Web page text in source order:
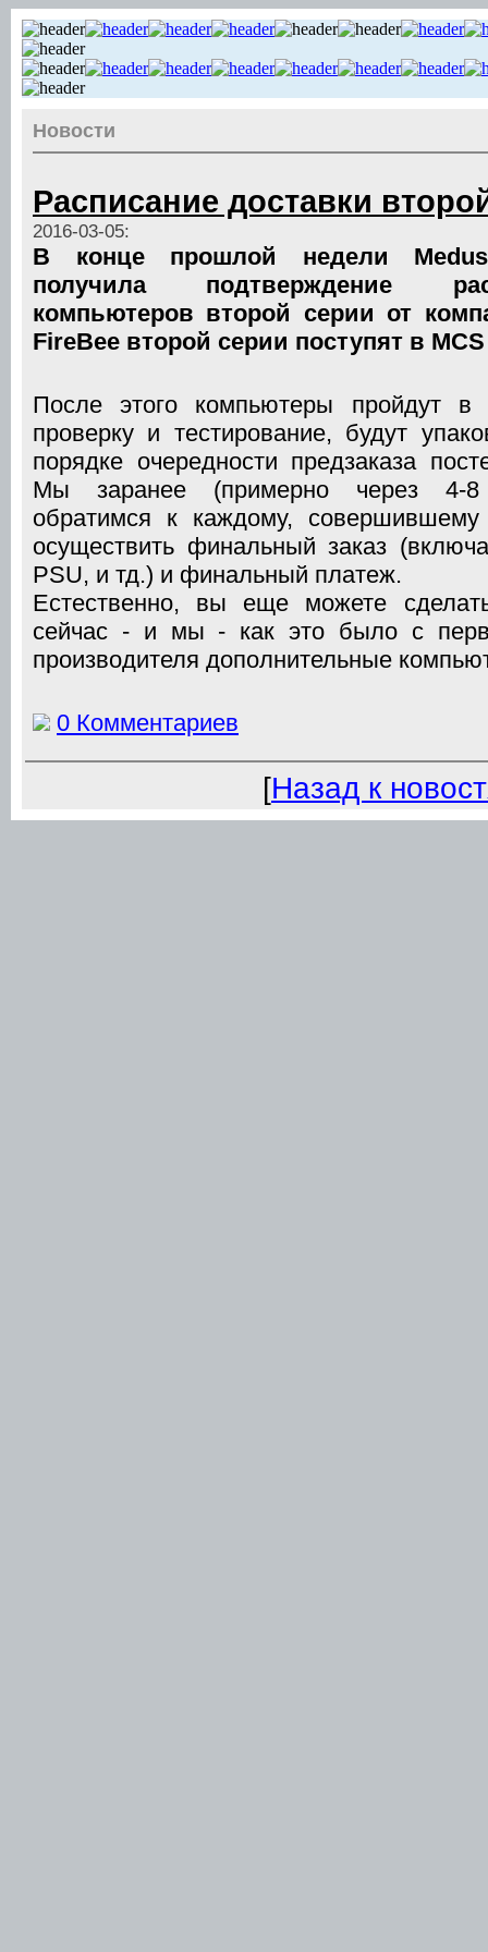
Новости
Расписание доставки
2016-03-05:
В конце прошлой недели
получила подтверждение
компьютеров второй серии от
FireBee второй серии поступят в
После этого компьютеры пройдут
проверку и тестирование, будут
порядке очередности предзаказа
Мы заранее (примерно через 4-8
обратимся к каждому,
осуществить финальный заказ
PSU, и тд.) и финальный платеж.
Естественно, вы еще можете
сейчас - и мы - как это было с
производителя дополнительные
0 Комментариев
[Назад к